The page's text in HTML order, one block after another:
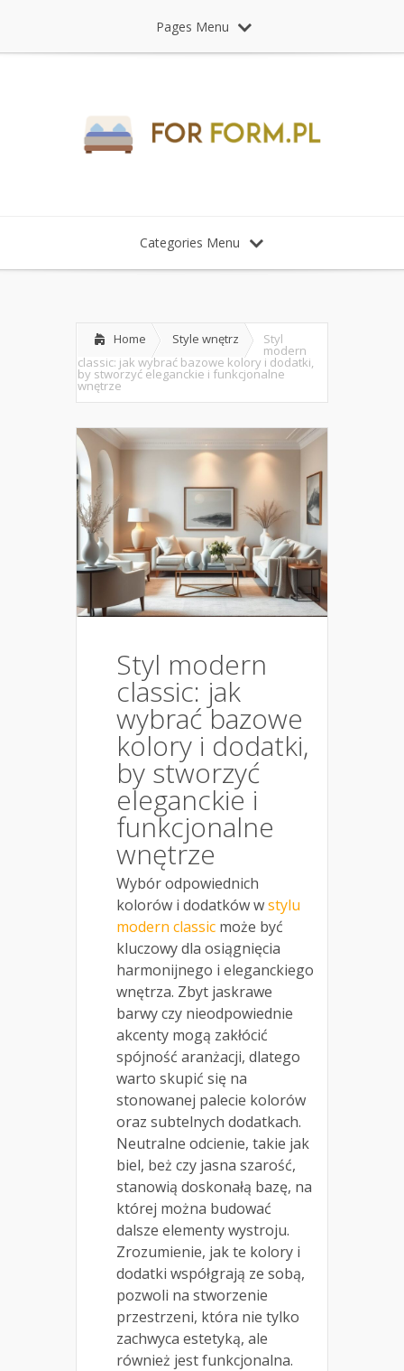
Pages Menu
Categories Menu
Home Style wnętrz Styl
modern
classic: jak wybrać bazowe kolory i dodatki,
by stworzyć eleganckie i funkcjonalne
wnętrze
Styl modern
classic: jak
wybrać bazowe
kolory i dodatki,
by stworzyć
eleganckie i
funkcjonalne
wnętrze
Wybór odpowiednich
kolorów i dodatków wstylu
modern classic może być
kluczowy dla osiągnięcia
harmonijnego i eleganckiego
wnętrza. Zbyt jaskrawe
barwy czy nieodpowiednie
akcenty mogą zakłócić
spójność aranżacji, dlatego
warto skupić się na
stonowanej palecie kolorów
oraz subtelnych dodatkach.
Neutralne odcienie, takie jak
biel, beż czy jasna szarość,
stanowią doskonałą bazę, na
której można budować
dalsze elementy wystroju.
Zrozumienie, jak te kolory i
dodatki współgrają ze sobą,
pozwoli na stworzenie
przestrzeni, która nie tylko
zachwyca estetyką, ale
również jest funkcjonalna.